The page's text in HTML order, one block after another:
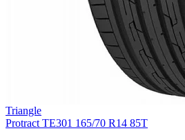
Triangle
Protract TE301 165/70 R14 85T